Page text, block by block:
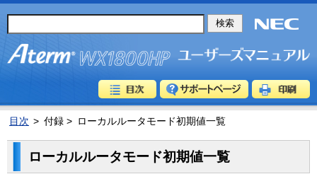
目次 > 付録 > ローカルルータモード初期値一覧
ローカルルータモード初期値一覧